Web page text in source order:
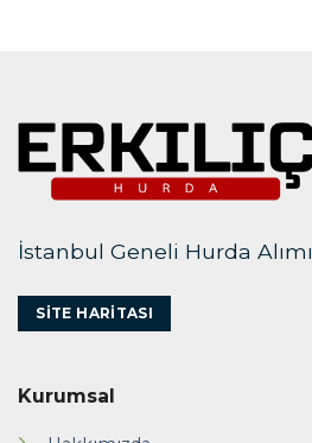
İstanbul Geneli Hurda Alımı
SITE HARITASI
Kurumsal